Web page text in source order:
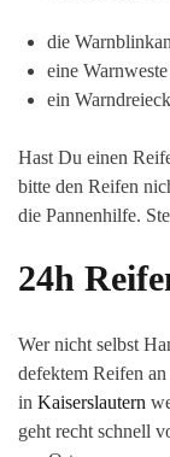
die
eine
ein
Hast Du einen
bitte den Reifen
die Pannenhilfe.
24h
Wer nicht selbst
defektem Reifen
in Kaiserslautern
geht recht schnell